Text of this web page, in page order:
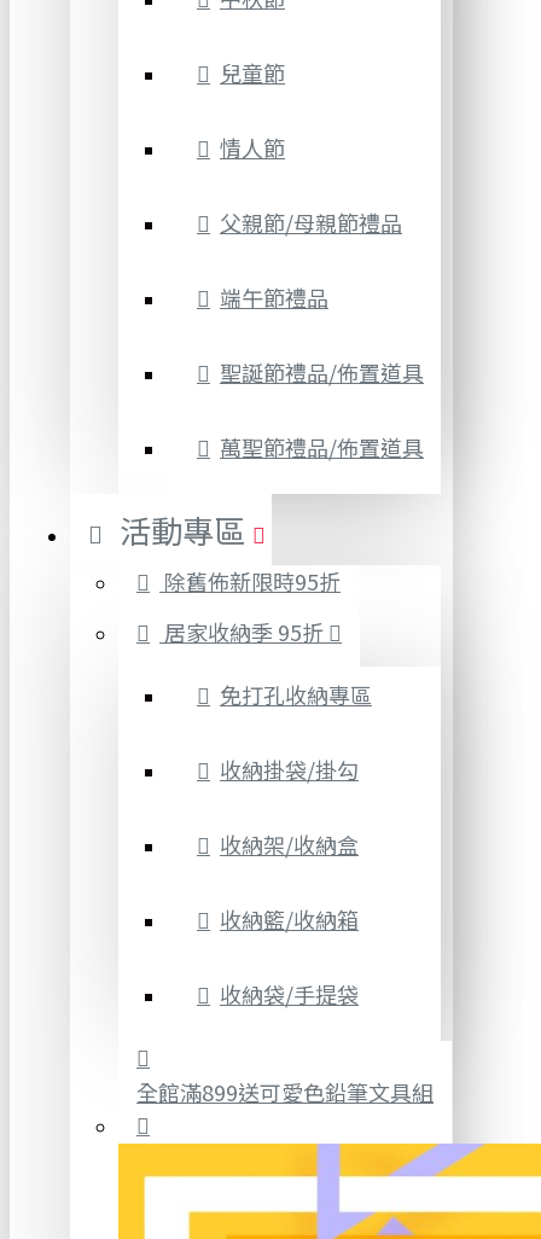
兒童節
情人節
父親節/母親節禮品
端午節禮品
聖誕節禮品/佈置道具
萬聖節禮品/佈置道具
活動專區
除舊佈新限時95折
居家收納季 95折
免打孔收納專區
收納掛袋/掛勾
收納架/收納盒
收納籃/收納箱
收納袋/手提袋
全館滿899送可愛色鉛筆文具組